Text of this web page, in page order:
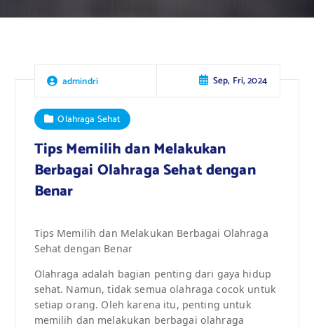
admindri Sep, Fri, 2024
Olahraga Sehat
Tips Memilih dan Melakukan
Berbagai Olahraga Sehat dengan
Benar
Tips Memilih dan Melakukan Berbagai Olahraga
Sehat dengan Benar
Olahraga adalah bagian penting dari gaya hidup
sehat. Namun, tidak semua olahraga cocok untuk
setiap orang. Oleh karena itu, penting untuk
memilih dan melakukan berbagai olahraga